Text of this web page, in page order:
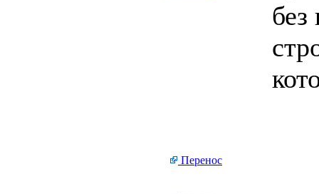
без
Перенос